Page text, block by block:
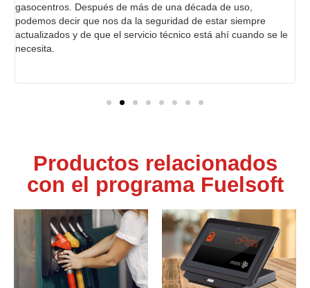
gasocentros. Después de más de una década de uso,
podemos decir que nos da la seguridad de estar siempre
actualizados y de que el servicio técnico está ahí cuando se le
necesita.
Productos relacionados
con el programa Fuelsoft